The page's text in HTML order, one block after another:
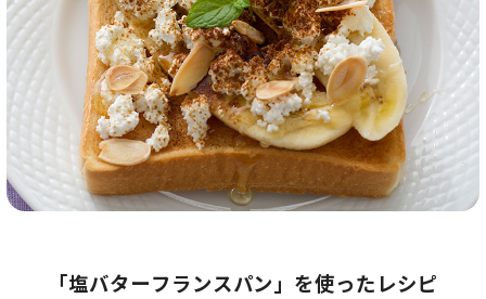
「塩バターフランスパン」を使ったレシピ